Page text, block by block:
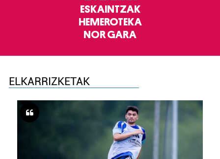
ESKAINTZAK
HEMEROTEKA
NOR GARA
ELKARRIZKETAK